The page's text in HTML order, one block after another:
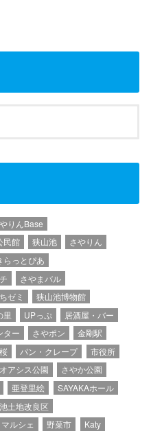
りんBase
民館 狭山池
さやりん
らっとぴあ
さやまバル
ゼミ
狭山池博物館
里 UPっぷ
居酒屋・バー
ター さやポン
金剛駅
桜 パン・クレープ
市役所
アシス公園
さやか公園
亜登里絵
SAYAKAホール
土地改良区
マルシェ 野菜市
Katy